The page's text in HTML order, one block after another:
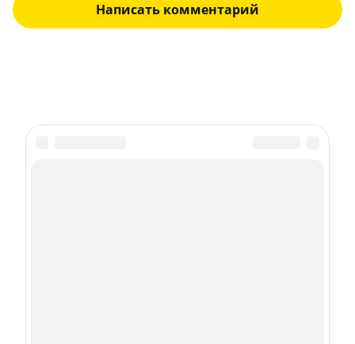
Написать комментарий